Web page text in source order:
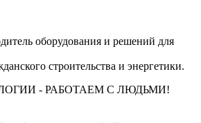
оборудования и решений для
строительства и энергетики.
- РАБОТАЕМ С ЛЮДЬМИ!